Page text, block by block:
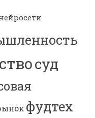
суд
фудтех